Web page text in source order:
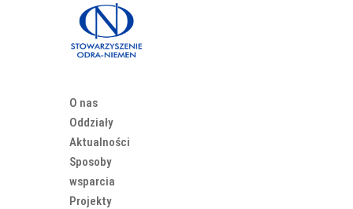
O nas
Oddziały
Aktualności
Sposoby
wsparcia
Projekty